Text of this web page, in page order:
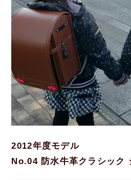
2012年度モデル
No.04 防水牛革クラシック